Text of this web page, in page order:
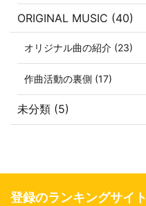
ORIGINAL MUSIC (40)
オリジナル曲の紹介 (23)
作曲活動の裏側 (17)
未分類 (5)
登録のランキングサイト